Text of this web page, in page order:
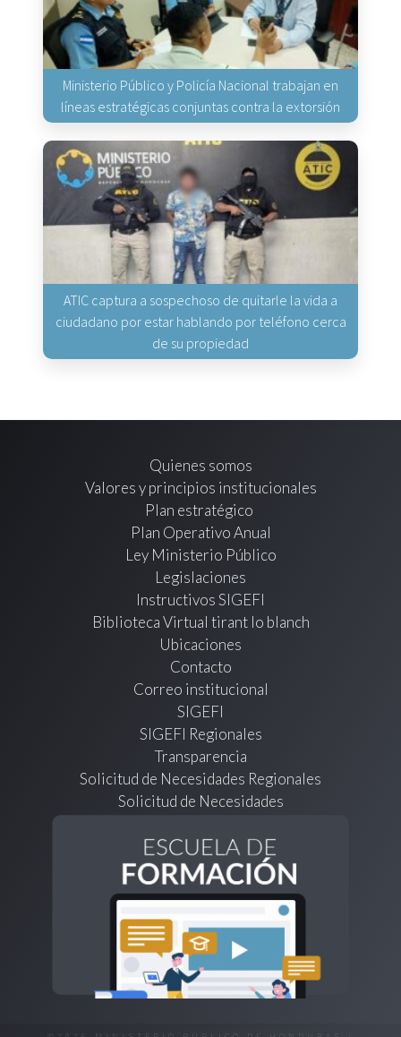
Ministerio Público y Policía Nacional trabajan en
líneas estratégicas conjuntas contra la extorsión
ATIC captura a sospechoso de quitarle la vida a
ciudadano por estar hablando por teléfono cerca
de su propiedad
Quienes somos
Valores y principios institucionales
Plan estratégico
Plan Operativo Anual
Ley Ministerio Público
Legislaciones
Instructivos SIGEFI
Biblioteca Virtual tirant lo blanch
Ubicaciones
Contacto
Correo institucional
SIGEFI
SIGEFI Regionales
Transparencia
Solicitud de Necesidades Regionales
Solicitud de Necesidades